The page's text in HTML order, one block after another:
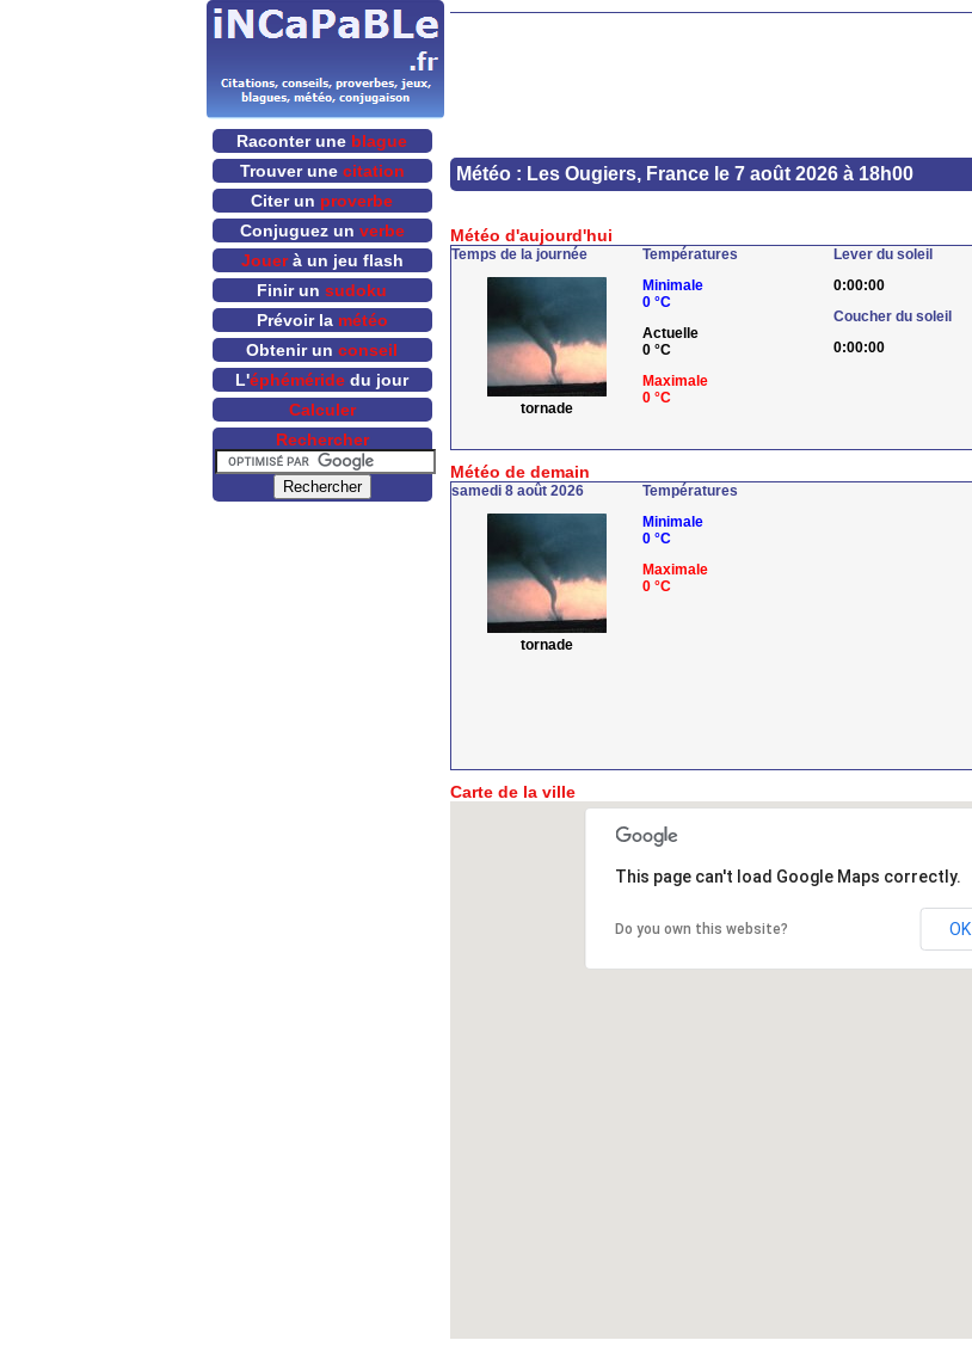
Météo : Les Ougiers, France le 7 août 2026 à 18h00
Météo d'aujourd'hui
Temps de la journée
tornade
Températures
Minimale
0 °C
Actuelle
0 °C
Maximale
0 °C
Lever du soleil
0:00:00
Coucher du soleil
0:00:00
Météo de demain
samedi 8 août 2026
tornade
Températures
Minimale
0 °C
Maximale
0 °C
Carte de la ville
This page can't load Google Maps correctly.
Do you own this website? OK
Raconter une blague
Trouver une citation
Citer un proverbe
Conjuguez un verbe
Jouerà un jeu flash
Finir un sudoku
Prévoir la météo
Obtenir un conseil
L'éphéméride du jour
Calculer
Rechercher